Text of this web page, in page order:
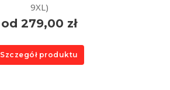
9XL)
od 279,00 zł
Szczegół produktu